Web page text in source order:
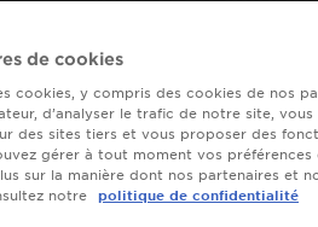
résultats par page
LA
de cookies
cookies, y compris des cookies de nos
d’analyser le trafic de notre site,
des sites tiers et vous proposer des
gérer à tout moment vos préférences
sur la manière dont nos partenaires et
notre
politique de confidentialité